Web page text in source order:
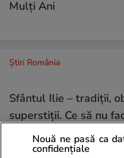
Mulți Ani
Știri România
Sfântul Ilie – tradiții,
superstiții. Ce să nu
Sfântul Ilie
Nouă ne pasă ca
confidențiale